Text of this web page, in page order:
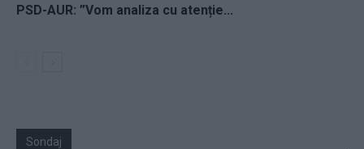
PSD-AUR: ”Vom analiza cu atenție...
Sondaj